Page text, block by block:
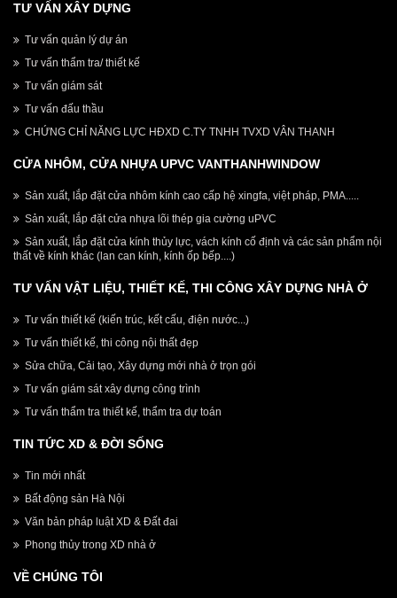
TƯ VẤN XÂY DỰNG
Tư vấn quản lý dự án
Tư vấn thẩm tra/ thiết kế
Tư vấn giám sát
Tư vấn đấu thầu
CHỨNG CHỈ NĂNG LỰC HĐXD C.TY TNHH TVXD VÂN THANH
CỬA NHÔM, CỬA NHỰA UPVC VANTHANHWINDOW
Sản xuất, lắp đặt cửa nhôm kính cao cấp hệ xingfa, việt pháp, PMA.....
Sản xuất, lắp đặt cửa nhựa lõi thép gia cường uPVC
Sản xuất, lắp đặt cửa kính thủy lực, vách kính cố định và các sản phẩm nội
thất về kính khác (lan can kính, kính ốp bếp....)
TƯ VẤN VẬT LIỆU, THIẾT KẾ, THI CÔNG XÂY DỰNG NHÀ Ở
Tư vấn thiết kế (kiến trúc, kết cấu, điện nước...)
Tư vấn thiết kế, thi công nội thất đẹp
Sửa chữa, Cải tạo, Xây dựng mới nhà ở trọn gói
Tư vấn giám sát xây dựng công trình
Tư vấn thẩm tra thiết kế, thẩm tra dự toán
TIN TỨC XD & ĐỜI SỐNG
Tin mới nhất
Bất động sản Hà Nội
Văn bản pháp luật XD & Đất đai
Phong thủy trong XD nhà ở
VỀ CHÚNG TÔI